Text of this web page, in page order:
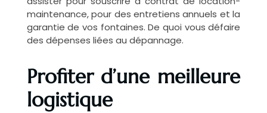
maintenance, pour des entretiens annuels et la
garantie de vos fontaines. De quoi vous défaire
des dépenses liées au dépannage.
Profiter d’une meilleure
logistique